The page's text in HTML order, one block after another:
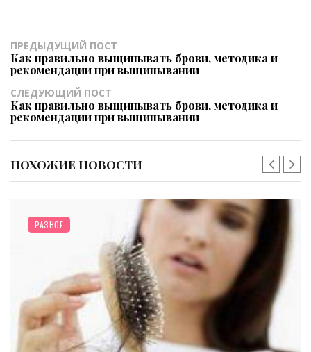
ПРЕДЫДУЩИЙ ПОСТ
Как правильно выщипывать брови, методика и
рекомендации при выщипывании
СЛЕДУЮЩИЙ ПОСТ
Как правильно выщипывать брови, методика и
рекомендации при выщипывании
ПОХОЖИЕ НОВОСТИ
РАЗНОЕ